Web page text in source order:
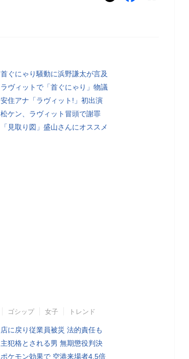
首ぐにゃり騒動に浜野謙太が言及
ラヴィットで「首ぐにゃり」物議
安住アナ「ラヴィット!」初出演
松ケン、ラヴィット冒頭で謝罪
「見取り図」盛山さんにオススメ
ゴシップ 女子 トレンド
店に戻り従業員被災 法的責任も
主犯格とされる男 無期懲役判決
ポケモン効果で 空港来場者4.5倍